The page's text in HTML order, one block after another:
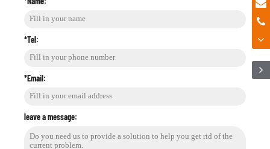
*Tel:
*Email:
leave a message: